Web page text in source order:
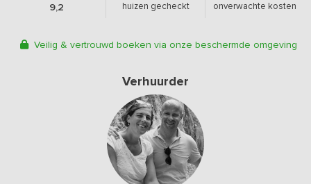
9,2
huizen gecheckt
onverwachte kosten
Veilig & vertrouwd boeken via onze beschermde omgeving
Verhuurder